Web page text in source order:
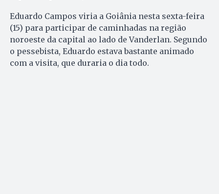
Eduardo Campos viria a Goiânia nesta sexta-feira
(15) para participar de caminhadas na região
noroeste da capital ao lado de Vanderlan. Segundo
o pessebista, Eduardo estava bastante animado
com a visita, que duraria o dia todo.